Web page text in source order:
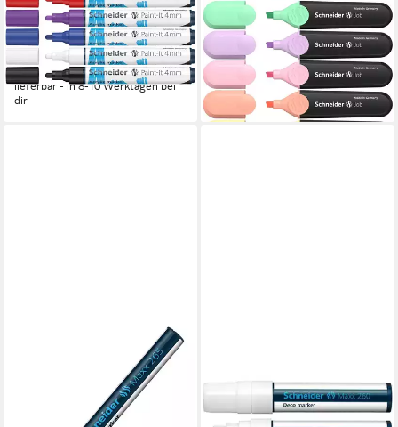
Permanentmarker
Acrylmarker Paint-It 320
4mm VE=6 Farben
ab 17,31 €
lieferbar - in 8-10 Werktagen bei
dir
Marker Textmarker Job
Pastell sortiert 6er Etui
ab 5,60 €
lieferbar - in 2-3 Werktagen bei dir
Decomarker Maxx 265 weiß
lieferbar - in 3-4 Werktagen bei dir
Schneider Weiss Flüssig-
Kreide